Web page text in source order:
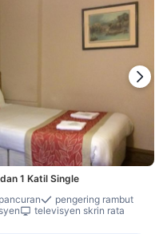
1 Katil Single
pancuran
pengering rambut
televisyen skrin rata